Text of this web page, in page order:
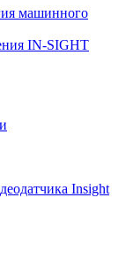
машинного
IN-SIGHT
Insight